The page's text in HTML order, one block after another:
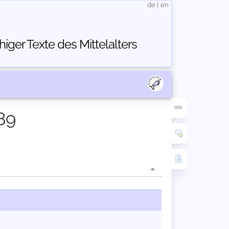
Texte des Mittelalters
de en